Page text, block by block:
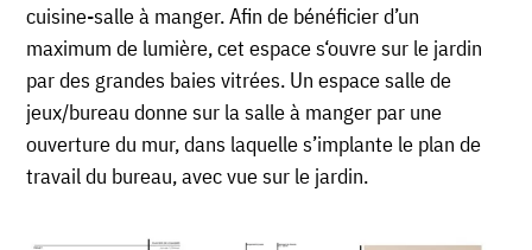
cuisine-salle à manger. Afin de bénéficier d’un
maximum de lumière, cet espace s‘ouvresur le jardin
par des grandes baies vitrées. Un espace salle de
jeux/bureau donne sur la salle à manger par une
ouverture du mur, dans laquelles’implante le plan de
travail du bureau, avec vue sur le jardin.